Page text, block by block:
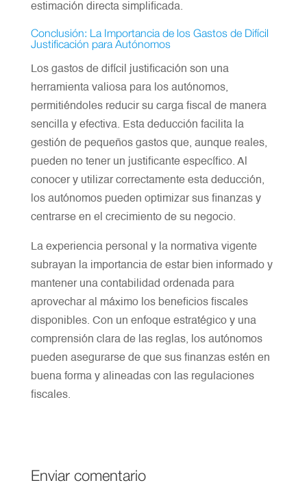
estimación directa simplificada.
Conclusión: La Importancia de los Gastos de Difícil
Justificación para Autónomos
Los gastos de difícil justificación son una
herramienta valiosa para los autónomos,
permitiéndoles reducir su carga fiscal de manera
sencilla y efectiva. Esta deducción facilita la
gestión de pequeños gastos que, aunque reales,
pueden no tener un justificante específico. Al
conocer y utilizar correctamente esta deducción,
los autónomos pueden optimizar sus finanzas y
centrarse en el crecimiento de su negocio.
La experiencia personal y la normativa vigente
subrayan la importancia de estar bien informado y
mantener una contabilidad ordenada para
aprovechar al máximo los beneficios fiscales
disponibles. Con un enfoque estratégico y una
comprensión clara de las reglas, los autónomos
pueden asegurarse de que sus finanzas estén en
buena forma y alineadas con las regulaciones
fiscales.
Enviar comentario